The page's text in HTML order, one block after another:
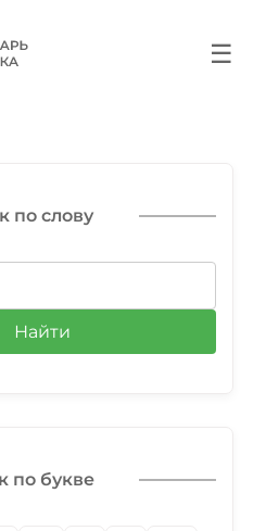
☰
по слову
Найти
по букве